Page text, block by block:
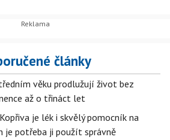
články
věku prodlužují život bez
až o třináct let
je lék i skvělý pomocník na
je potřeba ji použít správně